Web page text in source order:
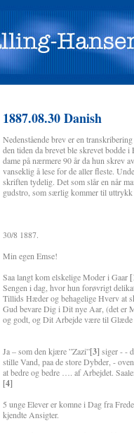
1887.08.30 Danish
Nedenstående brev er en
den tiden da brevet ble skrevet bodde
dame på nærmere 90 år da hun skrev
vanseklig å lese for de aller fleste.
skriften tydelig. Det som slår en når
gudstro, som særlig kommer til uttrykk
30/8 1887.
Min egen Emse!
Saa langt kom elskelige Moder i Gaar
Sengen i dag, hvor hun forøvrigt
Tillids Hæder og behagelige Hverv at
Gud bevare Dig i Dit nye Aar, (det er
og godt, og Dit Arbejde være til
Ja – som den kjære ”Zazi”[3] siger - -
stille Vand, paa de store Dybder, -
at bedre og bedre …. af Arbejdet.
[4]
5 unge Elever er komne i Dag fra
kjendte Ansigter.